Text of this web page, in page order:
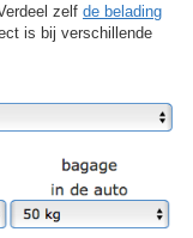
zelf de belading
is bij verschillende